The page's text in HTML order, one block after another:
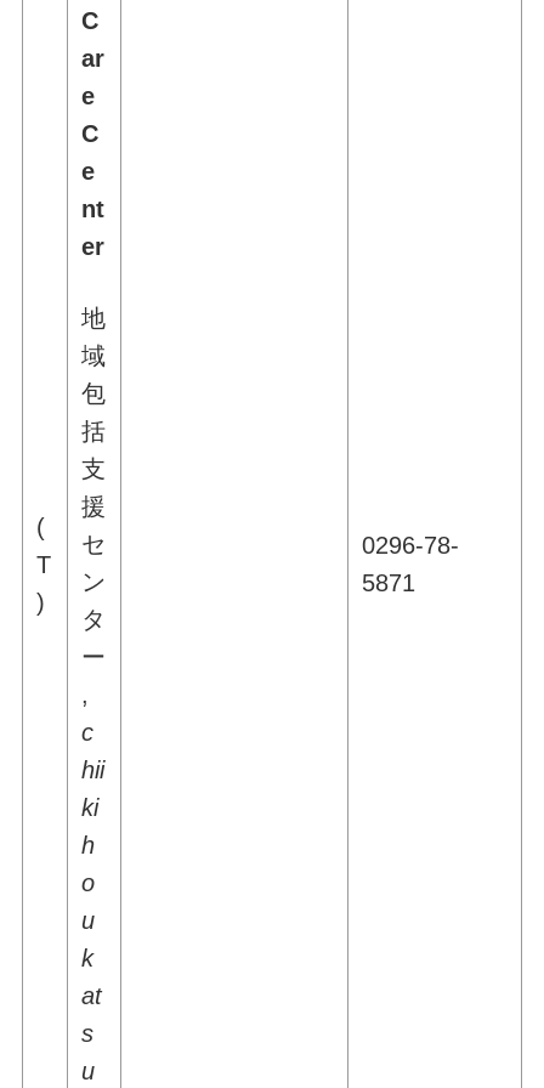
(
T
)
C
ar
e
C
e
nt
er
地
域
包
括
支
援
セ
ン
タ
ー
,
c
hii
ki
h
o
u
k
at
s
u
0296-78-
5871